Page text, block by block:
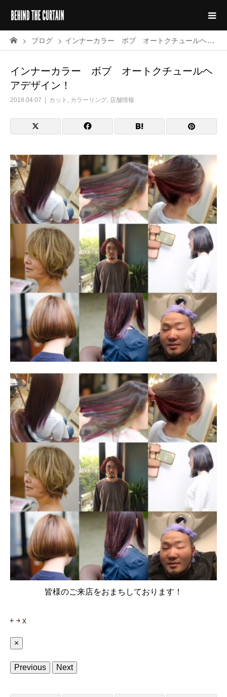
ブログ インナーカラー ボブ オートクチュールヘアデザイン！
インナーカラー ボブ オートクチュールヘ
アデザイン！
2018.04.07 カット , カラーリング, 店舗情報
皆様のご来店をおまちしております！
￩ ￫ x
×
Previous Next